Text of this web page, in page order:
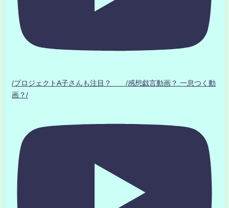
/プロジェクトA子さんも注目？ /感想戯言動画？.一息つく動
画？/